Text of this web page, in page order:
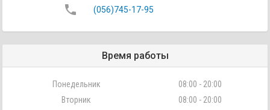
phone (056)745-17-95
Время работы
Понедельник
08:00 - 20:00
Вторник
08:00 - 20:00